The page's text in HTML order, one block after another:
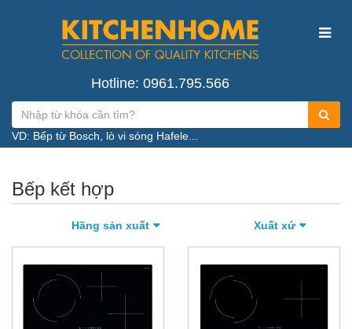
Hotline: 0961.795.566
VD: Bếp từ Bosch, lò vi sóng Hafele...
Bếp kết hợp
Hãng sản xuất Xuất xứ